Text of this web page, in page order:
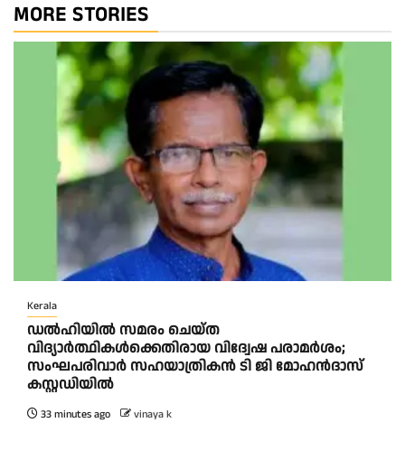
MORE STORIES
Kerala
ഡൽഹിയിൽ സമരം ചെയ്ത
വിദ്യാർത്ഥികൾക്കെതിരായ വിദ്വേഷ പരാമർശം;
സംഘപരിവാർ സഹയാത്രികൻ ടി ജി മോഹന്‍ദാസ്
കസ്റ്റഡിയിൽ
33 minutes ago vinaya k